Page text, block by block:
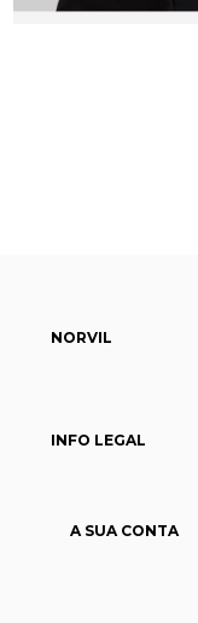
NORVIL
INFO LEGAL
A SUA CONTA